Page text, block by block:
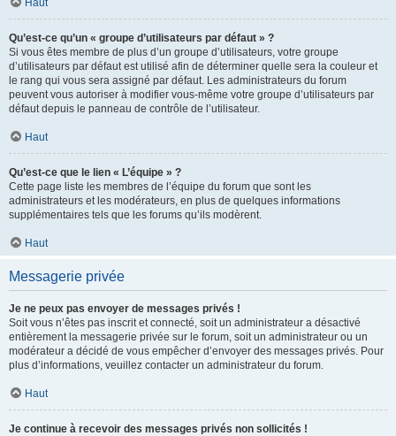
Haut
Qu’est-ce qu’un « groupe d’utilisateurs par défaut » ?
Si vous êtes membre de plus d’un groupe d’utilisateurs, votre groupe
d’utilisateurs par défaut est utilisé afin de déterminer quelle sera la couleur et
le rang qui vous sera assigné par défaut. Les administrateurs du forum
peuvent vous autoriser à modifier vous-même votre groupe d’utilisateurs par
défaut depuis le panneau de contrôle de l’utilisateur.
Haut
Qu’est-ce que le lien « L’équipe » ?
Cette page liste les membres de l’équipe du forum que sont les
administrateurs et les modérateurs, en plus de quelques informations
supplémentaires tels que les forums qu’ils modèrent.
Haut
Messagerie privée
Je ne peux pas envoyer de messages privés !
Soit vous n’êtes pas inscrit et connecté, soit un administrateur a désactivé
entièrement la messagerie privée sur le forum, soit un administrateur ou un
modérateur a décidé de vous empêcher d’envoyer des messages privés. Pour
plus d’informations, veuillez contacter un administrateur du forum.
Haut
Je continue à recevoir des messages privés non sollicités !